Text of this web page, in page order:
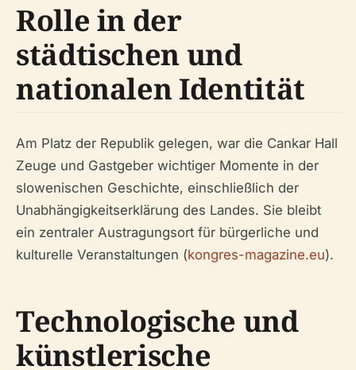
Rolle in der
städtischen und
nationalen Identität
Am Platz der Republik gelegen, war die Cankar Hall
Zeuge und Gastgeber wichtiger Momente in der
slowenischen Geschichte, einschließlich der
Unabhängigkeitserklärung des Landes. Sie bleibt
ein zentraler Austragungsort für bürgerliche und
kulturelle Veranstaltungen (kongres-magazine.eu).
Technologische und
künstlerische